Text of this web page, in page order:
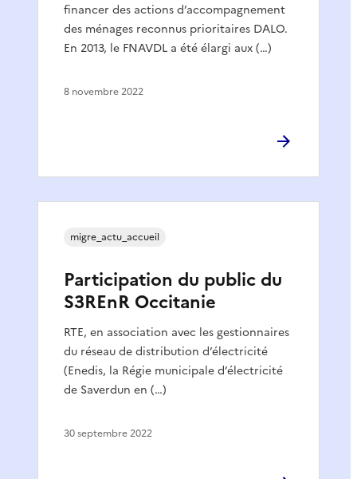
financer des actions d’accompagnement
des ménages reconnus prioritaires DALO.
En 2013, le FNAVDL a été élargi aux (…)
8 novembre 2022
Participation du public du
S3REnR Occitanie
RTE, en association avec les gestionnaires
du réseau de distribution d’électricité
(Enedis, la Régie municipale d’électricité
de Saverdun en (…)
migre_actu_accueil
30 septembre 2022